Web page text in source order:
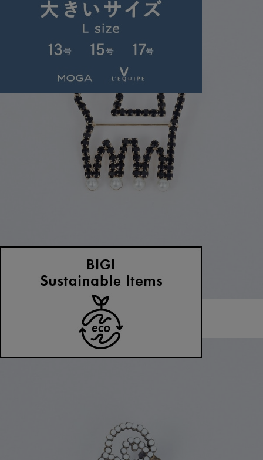
ADIEU TRISTESSE
(ぶろーち) /